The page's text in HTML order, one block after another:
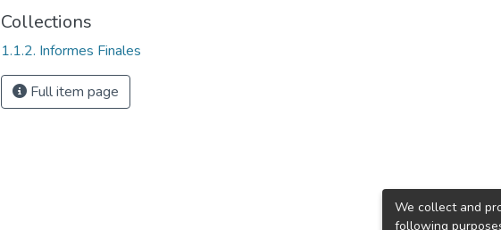
Collections
1.1.2. Informes Finales
Full item page
We collect and
following